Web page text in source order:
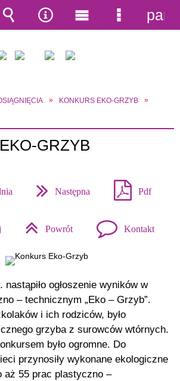
KONKURS EKO-GRZYB
GRZYB
Następna Pdf
Powrót Kontakt
nastąpiło ogłoszenie wyników w
– technicznym „Eko – Grzyb”.
i ich rodziców, było
grzyba z surowców wtórnych.
było ogromne. Do
przynosiły wykonane ekologiczne
aż 55 prac plastyczno –
Wyszukiwarka
Narzędzia
Menu
główne
Menu